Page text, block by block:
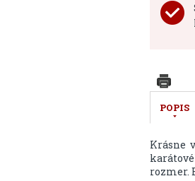
POPIS
Krásne
rozmer.